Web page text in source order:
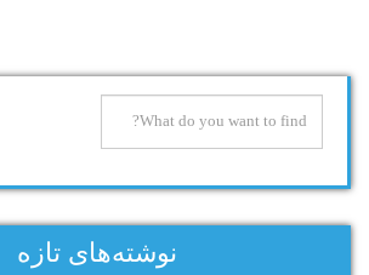
نوشته‌های تازه